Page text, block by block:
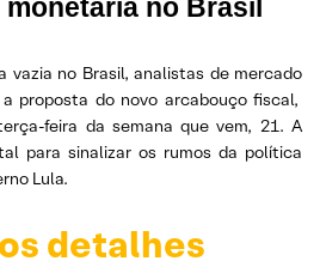
no Brasil
vazia no Brasil, analistas de mercado
proposta do novo arcabouço fiscal,
feira da semana que vem, 21. A
para sinalizar os rumos da política
Lula.
detalhes